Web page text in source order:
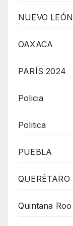
NUEVO LEÓN
OAXACA
PARÍS 2024
Policia
Politica
PUEBLA
QUERÉTARO
Quintana Roo